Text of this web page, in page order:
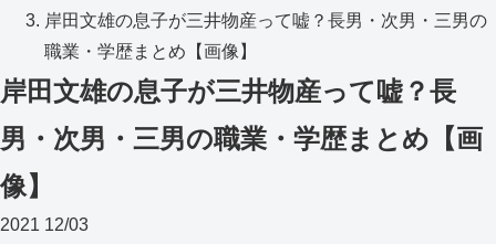
岸田文雄の息子が三井物産って嘘？長男・次男・三男の
職業・学歴まとめ【画像】
岸田文雄の息子が三井物産って嘘？長
男・次男・三男の職業・学歴まとめ【画
像】
2021 12/03